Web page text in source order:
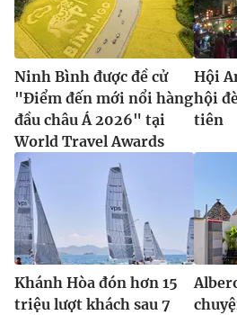
Ninh Bình được đề cử
"Điểm đến mới nổi hàng
đầu châu Á 2026" tại
World Travel Awards
Hội
hội
tiên
Khánh Hòa đón hơn 15
triệu lượt khách sau 7